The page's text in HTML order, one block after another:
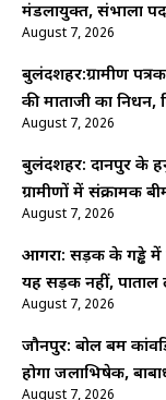
मंडलायुक्त, संभाला
August 7, 2026
बुलंदशहर:ग्रामीण
की माताजी का निधन,
August 7, 2026
बुलंदशहर: दानपुर के
ग्रामीणों में संक्रामक
August 7, 2026
आगरा: सड़क के गड्ढे में
यह सड़क नहीं, पाताल
August 7, 2026
जौनपुर: बोल बम
होगा जलाभिषेक,
August 7, 2026